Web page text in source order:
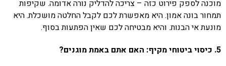
מוכנה לספק פירוט כזה – צריכה להדליק נורה אדומה. שקיפות
תמחור בונה אמון. היא מאפשרת לכם לקבל החלטה מושכלת. היא
מונעת אי הבנות. והיא מבטיחה לכם שאין הפתעות בסוף.
5. כיסוי ביטוחי מקיף: האם אתם באמת מוגנים?